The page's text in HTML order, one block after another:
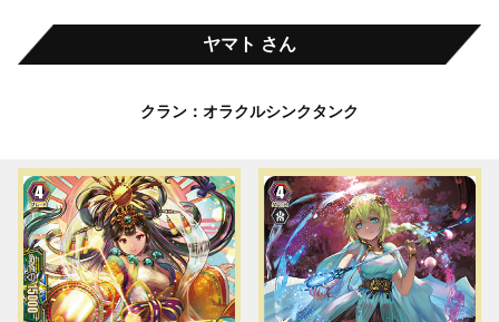
ヤマト さん
クラン：オラクルシンクタンク